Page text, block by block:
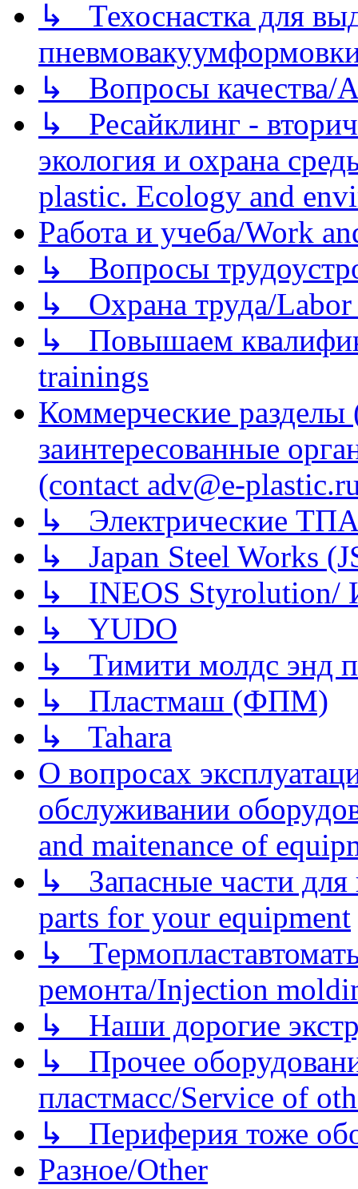
↳ Техоснастка для
↳ Вопросы качества/
↳ Ресайклинг -
экология и охрана
plastic. Ecology and
Работа и учеба/Work
↳ Вопросы
↳ Охрана труда/Labor
↳ Повышаем
trainings
Коммерческие
заинтересованные
(contact adv@e-
↳ Электрические
↳ Japan Steel Works
↳ INEOS
↳ YUDO
↳ Тимити молдс энд
↳ Пластмаш (ФПМ)
↳ Tahara
О вопросах
обслуживании
and maitenance of
↳ Запасные части для
parts for your equipment
↳
ремонта/Injection
↳ Наши дорогие
↳ Прочее
пластмасс/Service of
↳ Периферия тоже
Разное/Other